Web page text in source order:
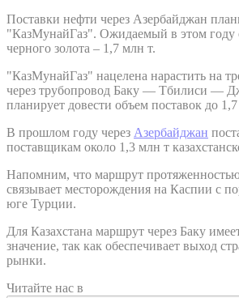
Поставки нефти через Азербайджан
"КазМунайГаз". Ожидаемый в этом году
черного золота – 1,7 млн т.
"КазМунайГаз" нацелена нарастить на
через трубопровод Баку — Тбилиси —
планирует довести объем поставок до
В прошлом году через Азербайджан
поставщикам около 1,3 млн т
Напомним, что маршрут
связывает месторождения на Каспии с
юге Турции.
Для Казахстана маршрут через Баку
значение, так как обеспечивает выход
рынки.
Читайте нас в